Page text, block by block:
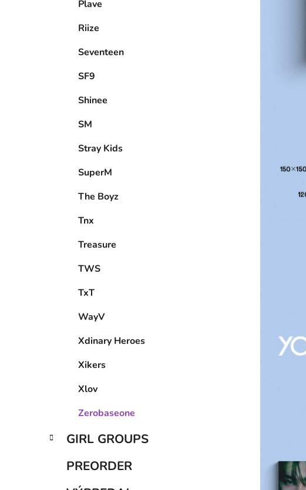
Plave
Riize
Seventeen
SF9
Shinee
SM
Stray Kids
SuperM
The Boyz
Tnx
Treasure
TWS
TxT
WayV
Xdinary Heroes
Xikers
Xlov
Zerobaseone
GIRL GROUPS
PREORDER